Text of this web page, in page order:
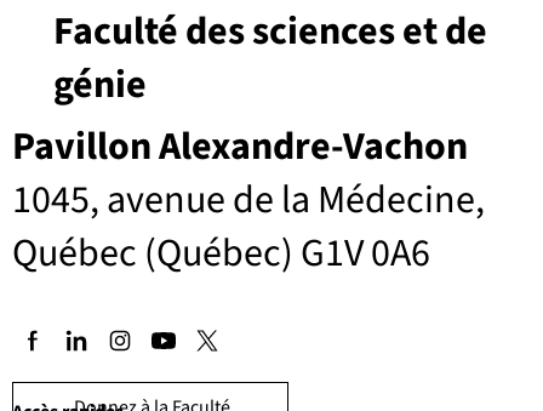
Pavillon Alexandre-Vachon
1045, avenue de la Médecine,
Québec (Québec) G1V 0A6
Faculté des sciences et de
génie